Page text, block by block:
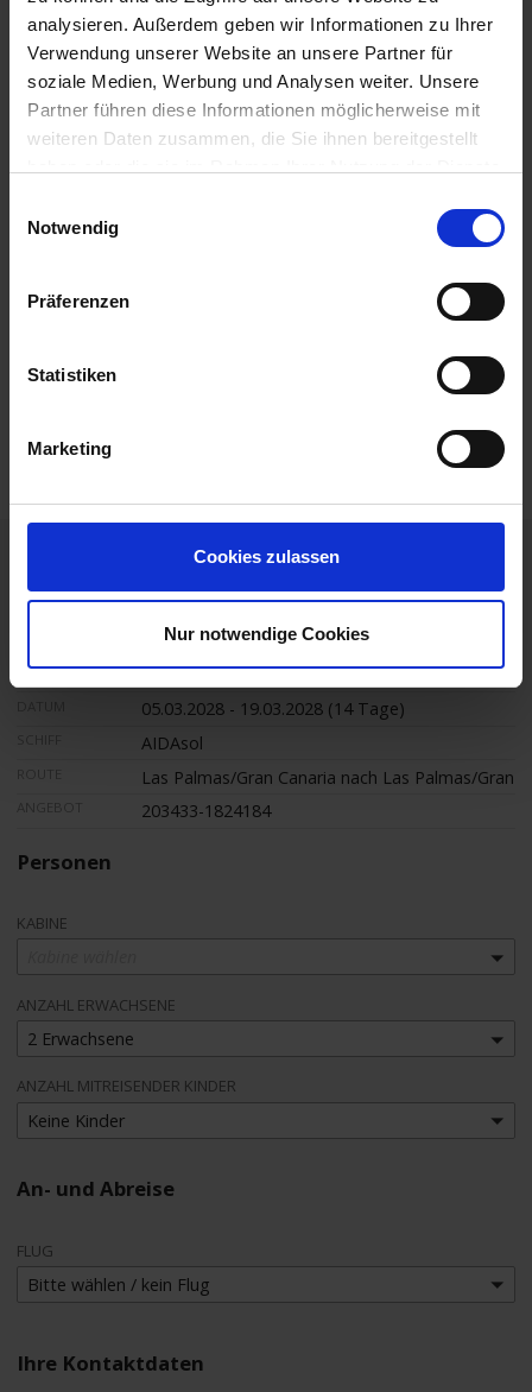
analysieren. Außerdem geben wir Informationen zu Ihrer
Verwendung unserer Website an unsere Partner für
soziale Medien, Werbung und Analysen weiter. Unsere
Partner führen diese Informationen möglicherweise mit
weiteren Daten zusammen, die Sie ihnen bereitgestellt
Notwendig
Präferenzen
Statistiken
Marketing
Cookies zulassen
Nur notwendige Cookies
09.00 Uhr
19.00 Uhr
19.03.2028 - Sonntag
Las Palmas (Gran Canaria) / Kanarische Inseln,
Spanien
05.00 Uhr
AIDAsol
Reisedokumente
Ihre unverbindliche Buchungsanfrage
Ihre Buchungsanfrage
05.03.2028 - 19.03.2028 (14 Tage)
AIDAsol
Las Palmas/Gran Canaria nach Las Palmas/Gran
203433-1824184
Personen
KABINE
ANZAHL ERWACHSENE
2 Erwachsene
ANZAHL MITREISENDER KINDER
Keine Kinder
An- und Abreise
FLUG
Bitte wählen / kein Flug
Ihre Kontaktdaten